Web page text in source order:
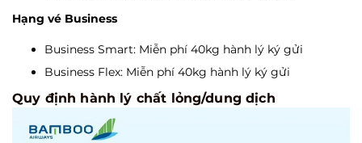
Hạng vé Business
Business Smart: Miễn phí 40kg hành lý ký gửi
Business Flex: Miễn phí 40kg hành lý ký gửi
Quy định hành lý chất lỏng/dung dịch